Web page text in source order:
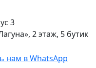
3
2 этаж, 5 бутик